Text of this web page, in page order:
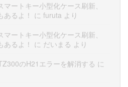
ートキー小型化ケース刷新、
るよ！ に furuta より
ートキー小型化ケース刷新、
るよ！ に だいまる より
のH21エラーを解消する に